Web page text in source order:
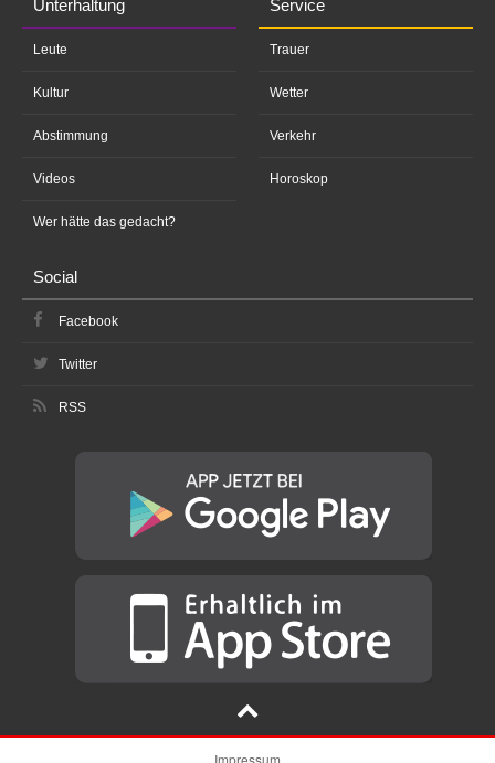
Unterhaltung
Leute
Kultur
Abstimmung
Videos
Wer hätte das gedacht?
Service
Trauer
Wetter
Verkehr
Horoskop
Social
Facebook
Twitter
RSS
Impressum